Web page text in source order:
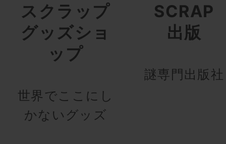
スクラップ
グッズショ
ップ
世界でここにし
かないグッズ
SCRAP
出版
謎専門出版社